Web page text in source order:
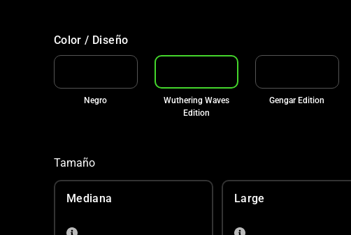
Color / Diseño
Negro
Wuthering Waves
Edition
Gengar Edition
Tamaño
Mediana Large